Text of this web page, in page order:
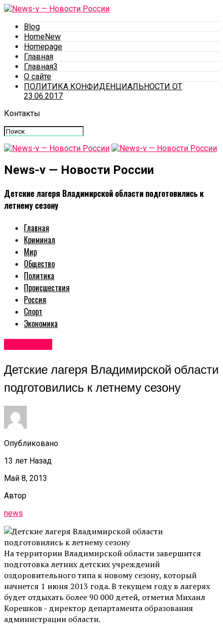
Blog
HomeNew
Homepage
Главная
Главная3
О сайте
ПОЛИТИКА КОНФИДЕНЦИАЛЬНОСТИ ОТ
23.06.2017
Контакты
News-v — Новости России
Детские лагеря Владимирской области подготовились к
летнему сезону
Главная
Криминал
Мир
Общество
Политика
Происшествия
Россия
Спорт
Экономика
Детские лагеря Владимирской области
подготовились к летнему сезону
Опубликовано
13 лет Назад
Май 8, 2013
Автор
news
На территории Владимирской области завершится
подготовка летних детских учреждений
оздоровительного типа к новому сезону, который
начнется 1 июня 2013 года. В текущем году в лагерях
будет отдыхать более 90 000 детей, отметил Михаил
Корешков - директор департамента образования
администрации области.